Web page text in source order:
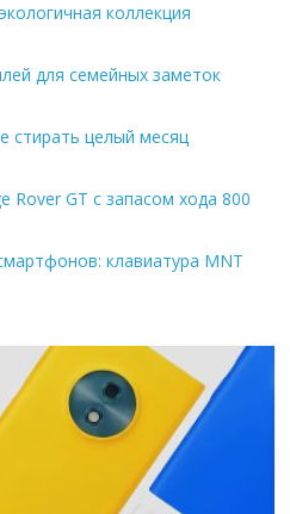
коллекция
для семейных заметок
стирать целый месяц
Rover GT с запасом хода 800
клавиатура MNT